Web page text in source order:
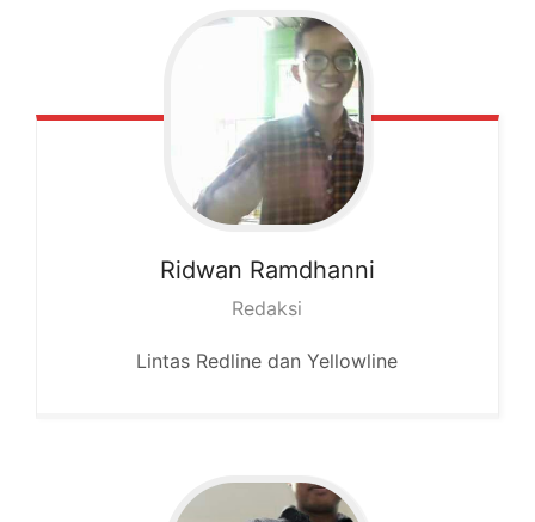
Ridwan Ramdhanni
Redaksi
Lintas Redline dan Yellowline